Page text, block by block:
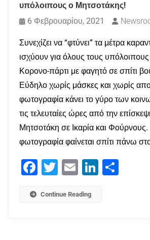
υπόλοιπους ο Μητσοτάκης!
6 Φεβρουαρίου, 2021
Συνεχίζει να “φτύνει” τα μέτρα
ισχύουν για όλους τους
Κορονο-πάρτι με φαγητό σε σπίτι
Εύδηλο χωρίς μάσκες και χωρίς
φωτογραφία κάνει το γύρο των
τις τελευταίες ώρες από την
Μητσοτάκη σε Ικαρία και Φούρνους.
φωτογραφία φαίνεται σπίτι πάνω
Facebook
Twitter Email LinkedIn
Continue Reading